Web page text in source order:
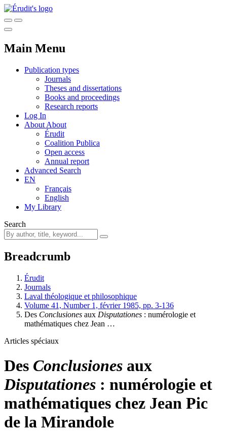
Main Menu
Publication types
Journals
Theses and dissertations
Books and proceedings
Research reports
Log In
About About
Érudit
Coalition Publica
Open access
Annual report
Advanced Search
EN
Français
English
My Library
Search
Breadcrumb
Érudit
Journals
Laval théologique et philosophique
Volume 41, Number 1, février 1985, pp. 3-136
Des Conclusiones aux Disputationes : numérologie et
mathématiques chez Jean …
Articles spéciaux
Des Conclusiones aux
Disputationes : numérologie et
mathématiques chez Jean Pic
de la Mirandole